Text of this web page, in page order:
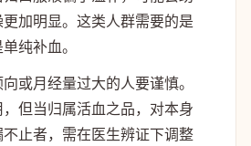
加明显。这类人群需要的是
纯补血。
或月经量过大的人要谨慎。
但当归属活血之品，对本身
止者，需在医生辨证下调整